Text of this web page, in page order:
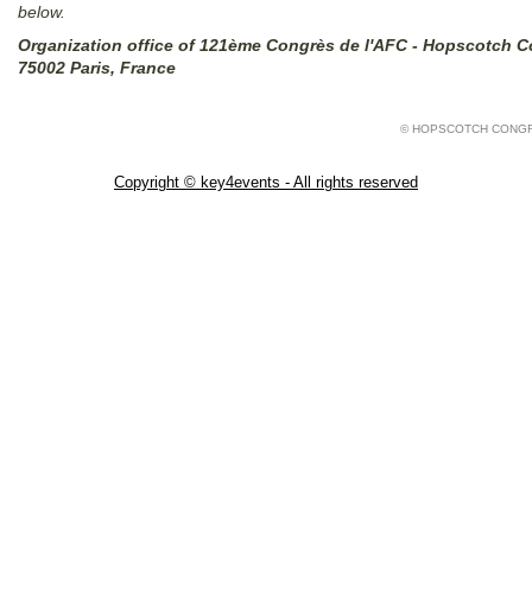
below.
Organization office of 121ème Congrès de l'AFC - Hopscotch
75002 Paris, France
© HOPSCOTCH
Copyright © key4events - All rights reserved